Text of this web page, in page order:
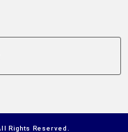
Rights Reserved.